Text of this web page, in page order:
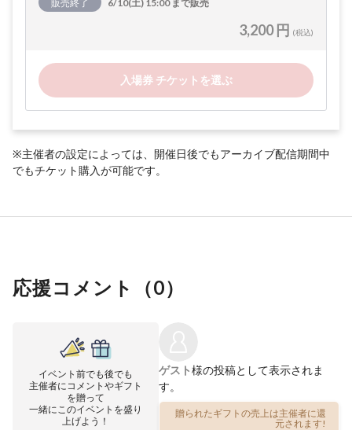
販売終了 6/10(土) 15:00 まで販売
3,200 円 (税込)
入場券 チケットを選ぶ
※主催者の設定によっては、開催日後でもアーカイブ配信期間中
でもチケット購入が可能です。
応援コメント（0）
イベント前でも後でも
主催者にコメントやギフト
を贈って
一緒にこのイベントを盛り
上げよう！
ゲスト様の投稿として表示されま
す。
贈られたギフトの売上は主催者に還
元されます!